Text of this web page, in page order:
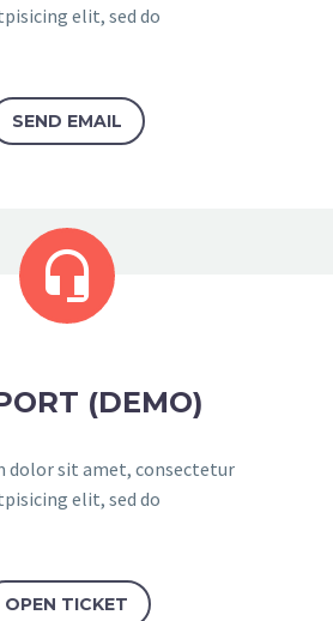
elit, sed do
SEND EMAIL


(DEMO)
dolor sit amet, consectetur
elit, sed do
OPEN TICKET